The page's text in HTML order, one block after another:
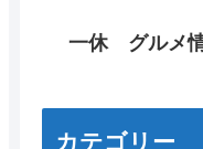
一休 グルメ
カテゴリー